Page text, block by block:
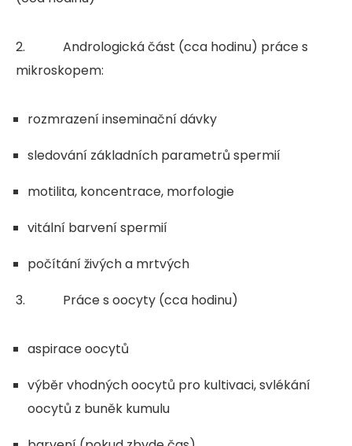
2. Andrologická část (cca hodinu) práce s
mikroskopem:
rozmrazení inseminační dávky
sledování základních parametrů spermií
motilita, koncentrace, morfologie
vitální barvení spermií
počítání živých a mrtvých
3. Práce s oocyty (cca hodinu)
aspirace oocytů
výběr vhodných oocytů pro kultivaci, svlékání
oocytů z buněk kumulu